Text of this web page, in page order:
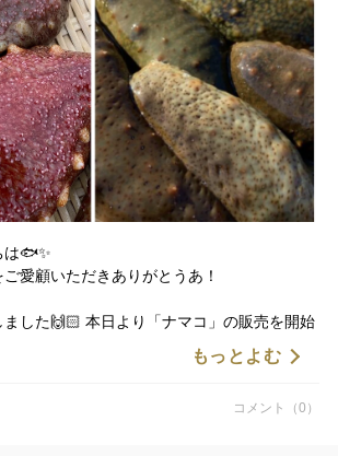
を是非ご賞味くださいませ🙇🏻‍♂️
は🐟✨
愛顧いただきありがとうあ！
した🙌🏻 本日より「ナマコ」の販売を開始
ノワタまでしっかりお召し上がりいただけ
もっとよむ
コメント（0）